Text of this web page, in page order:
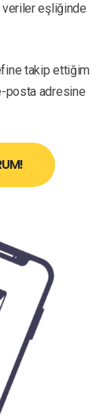
eşliğinde
takip ettiğim
posta adresine